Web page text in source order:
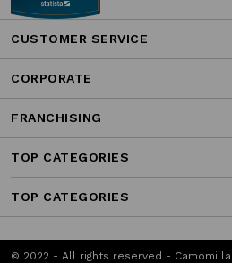
CUSTOMER SERVICE
CORPORATE
FRANCHISING
TOP CATEGORIES
TOP CATEGORIES
© 2022 - All rights reserved - Camomilla